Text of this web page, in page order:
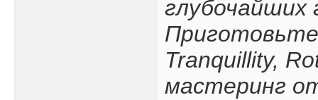
глубочайших
Tranquillity,
мастеринг